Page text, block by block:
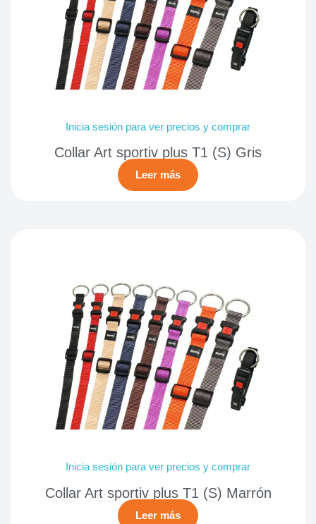
Inicia sesión para ver precios y comprar
Collar Art sportiv plus T1 (S) Gris
Leer más
Inicia sesión para ver precios y comprar
Collar Art sportiv plus T1 (S) Marrón
Leer más